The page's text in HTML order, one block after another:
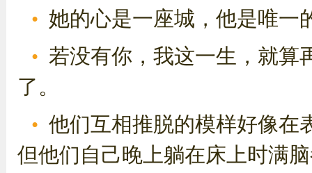
她的心是一座城，他是唯一
若没有你，我这一生，就算
了。
他们互相推脱的模样好像在
但他们自己晚上躺在床上时满